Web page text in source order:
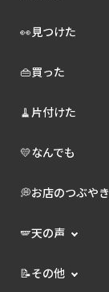
👀見つけた
👜買った
🧹片付けた
💛なんでも
💭お店のつぶやき
🪽天の声
📝その他